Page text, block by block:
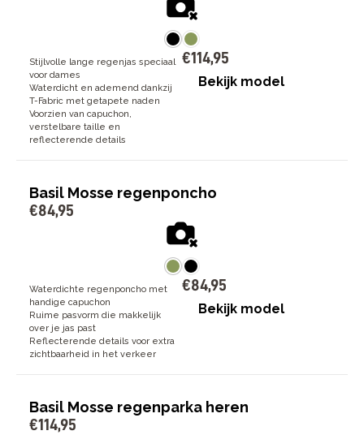
Stijlvolle lange regenjas speciaal
voor dames
Waterdicht en ademend dankzij
T-Fabric met getapete naden
Voorzien van capuchon,
verstelbare taille en
reflecterende details
€114,95
Bekijk model
Basil Mosse regenponcho
€84,95
Waterdichte regenponcho met
handige capuchon
Ruime pasvorm die makkelijk
over je jas past
Reflecterende details voor extra
zichtbaarheid in het verkeer
€84,95
Bekijk model
Basil Mosse regenparka heren
€114,95